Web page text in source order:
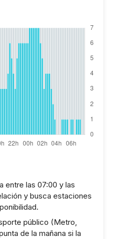
entre las 07:00 y las
y busca estaciones
público (Metro,
de la mañana si la